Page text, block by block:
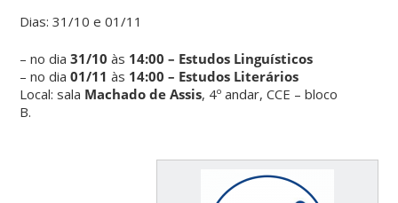
Dias: 31/10 e 01/11
– no dia31/10 às 14:00 – Estudos Linguísticos
– no dia01/11às 14:00 – Estudos Literários
Local: sala Machado de Assis, 4º andar, CCE – bloco
B.